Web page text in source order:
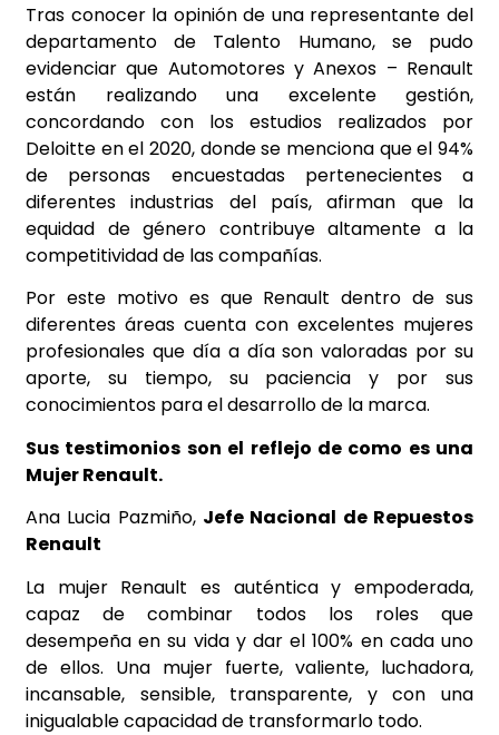
Tras conocer la opinión de una representante del
departamento de Talento Humano, se pudo
evidenciar que Automotores y Anexos – Renault
están realizando una excelente gestión,
concordando con los estudios realizados por
Deloitte en el 2020, donde se menciona que el 94%
de personas encuestadas pertenecientes a
diferentes industrias del país, afirman que la
equidad de género contribuye altamente a la
competitividad de las compañías.
Por este motivo es que Renault dentro de sus
diferentes áreas cuenta con excelentes mujeres
profesionales que día a día son valoradas por su
aporte, su tiempo, su paciencia y por sus
conocimientos para el desarrollo de la marca.
Sus testimonios son el reflejo de como es una
Mujer Renault.
Ana Lucia Pazmiño, Jefe Nacional de Repuestos
Renault
La mujer Renault es auténtica y empoderada,
capaz de combinar todos los roles que
desempeña en su vida y dar el 100% en cada uno
de ellos. Una mujer fuerte, valiente, luchadora,
incansable, sensible, transparente, y con una
inigualable capacidad de transformarlo todo.